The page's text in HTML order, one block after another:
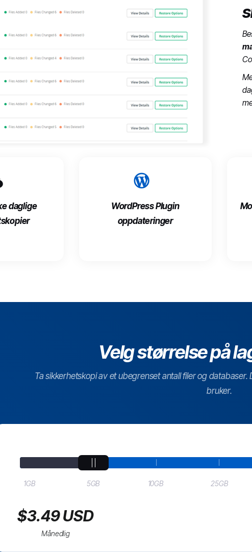
daglige
WordPress Plugin
oppdateringer
Velg størrelse på
Ta sikkerhetskopi av et ubegrenset antall filer og
bruker.
1GB 5GB 10GB 25GB
$3.49 USD
Månedlig